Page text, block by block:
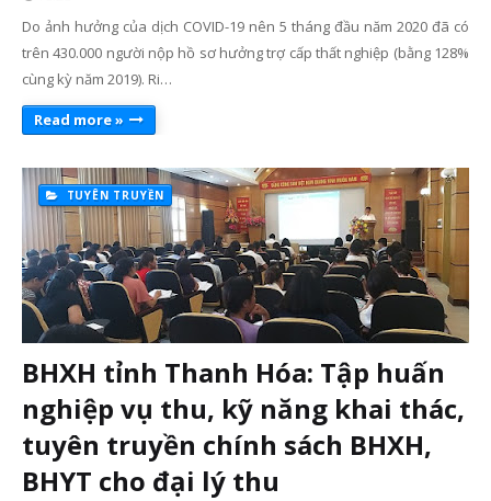
Do ảnh hưởng của dịch COVID-19 nên 5 tháng đầu năm 2020 đã có
trên 430.000 người nộp hồ sơ hưởng trợ cấp thất nghiệp (bằng 128%
cùng kỳ năm 2019). Ri…
Read more »
TUYÊN TRUYỀN
BHXH tỉnh Thanh Hóa: Tập huấn
nghiệp vụ thu, kỹ năng khai thác,
tuyên truyền chính sách BHXH,
BHYT cho đại lý thu